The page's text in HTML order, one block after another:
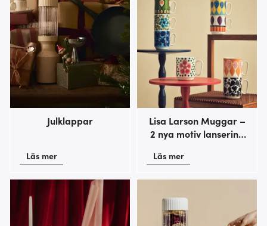
Julklappar
Läs mer
Lisa Larson Muggar –
2 nya motiv lansering
Läs mer